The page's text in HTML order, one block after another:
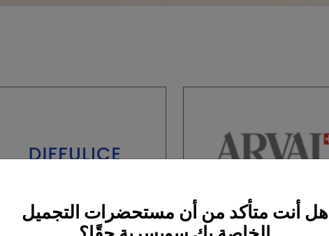
هل أنت متأكد من أن مستحضرات التجميل